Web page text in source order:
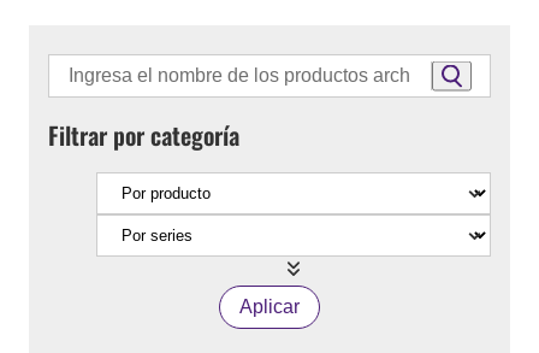
Filtrar por categoría
Aplicar